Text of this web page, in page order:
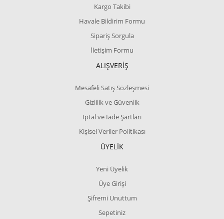
Kargo Takibi
Havale Bildirim Formu
Sipariş Sorgula
İletişim Formu
ALIŞVERİŞ
Mesafeli Satış Sözleşmesi
Gizlilik ve Güvenlik
İptal ve İade Şartları
Kişisel Veriler Politikası
ÜYELİK
Yeni Üyelik
Üye Girişi
Şifremi Unuttum
Sepetiniz